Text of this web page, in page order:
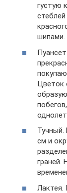
густую
шипами.
Цветок
Тучный.
см и
граней.
Лактея.